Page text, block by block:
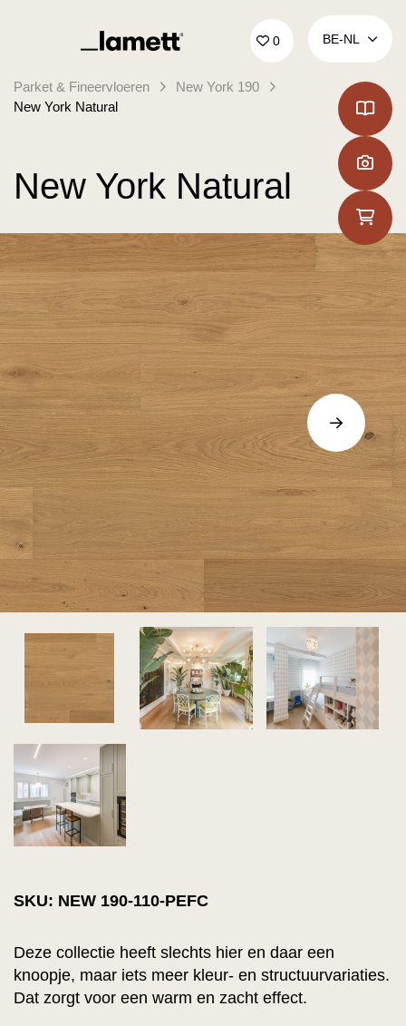
Terug naar home 0 BE‑NL
Parket & Fineervloeren
New York 190
New York Natural
New York Natural
SKU: NEW 190-110-PEFC
Deze collectie heeft slechts hier en daar een
knoopje, maar iets meer kleur- en structuurvariaties.
Dat zorgt voor een warm en zacht effect.